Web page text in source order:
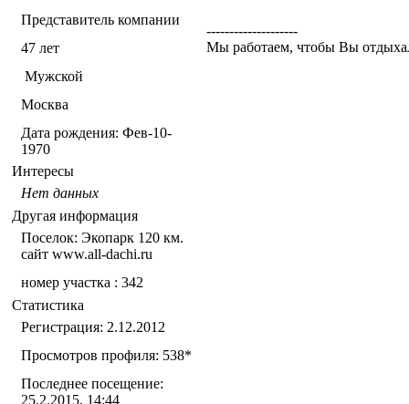
Представитель компании
47 лет
Мужской
Москва
Дата рождения: Фев-10-
1970
Интересы
Нет данных
Другая информация
Поселок: Экопарк 120 км.
сайт www.all-dachi.ru
номер участка : 342
Статистика
Регистрация: 2.12.2012
Просмотров профиля: 538*
Последнее посещение:
25.2.2015, 14:44
--------------------
Мы работаем, чтобы Вы